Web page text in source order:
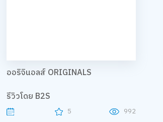
ออริจินอลส์ ORIGINALS
รีวิวโดย B2S
5 992